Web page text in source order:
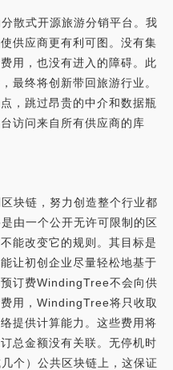
散式开源旅游分销平台。我
供应商更有利可图。没有集
用，也没有进入的障碍。此
最终将创新带回旅游行业。
，跳过昂贵的中介和数据瓶
访问来自所有供应商的库
块链，努力创造整个行业都
由一个公开无许可限制的区
能改变它的规则。其目标是
让初创企业尽量轻松地基于
订费WindingTree不会向供
用，WindingTree将只收取
提供计算能力。这些费用将
总金额没有关联。无停机时
个）公共区块链上，这保证